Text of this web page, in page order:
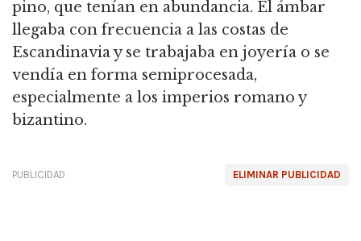
pino, que tenían en abundancia. El ámbar
llegaba con frecuencia a las costas de
Escandinavia y se trabajaba en joyería o se
vendía en forma semiprocesada,
especialmente a los imperios romano y
bizantino.
ELIMINAR PUBLICIDAD
PUBLICIDAD